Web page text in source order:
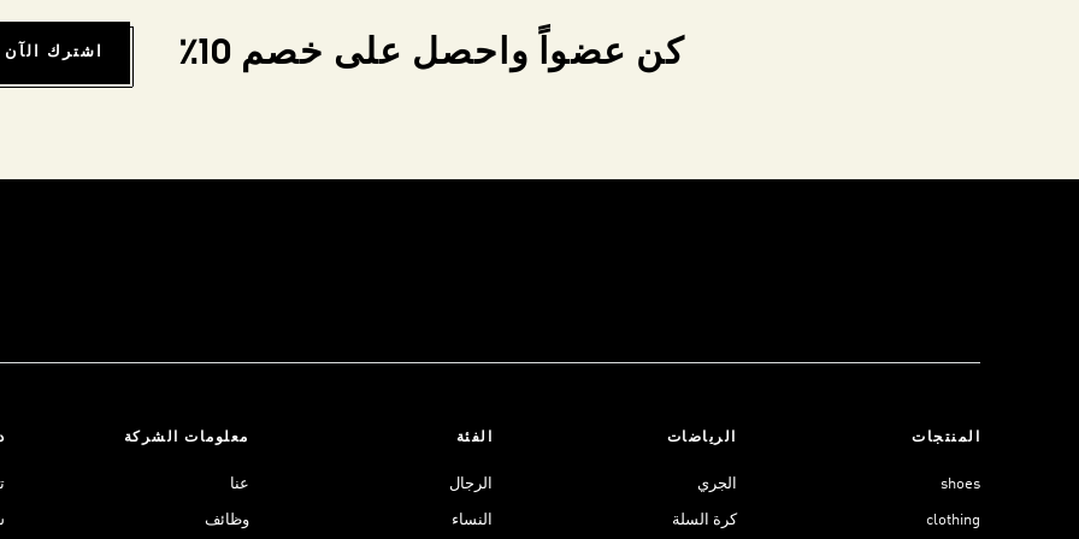
كن عضواً واحصل على خصم 10٪ اشترك الآن
المنتجات
shoes
clothing
الرياضات
الجري
كرة السلة
الفئة
الرجال
النساء
معلومات الشركة
عنا
وظائف